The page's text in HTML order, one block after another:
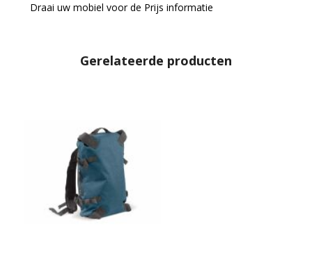
Draai uw mobiel voor de Prijs informatie
Gerelateerde producten